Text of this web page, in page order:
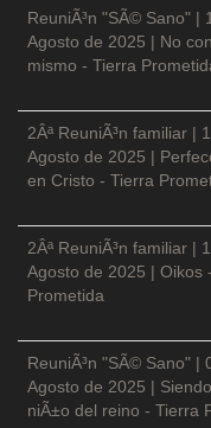
ReuniÃ³n "SÃ© Sano" |
Agosto de 2025 | No
mismo - Tierra
2Âª ReuniÃ³n familiar |
Agosto de 2025 |
en Cristo - Tierra
2Âª ReuniÃ³n familiar |
Agosto de 2025 | Oikos
Prometida
ReuniÃ³n "SÃ© Sano" |
Agosto de 2025 |
niÃ±o del reino - Tierra